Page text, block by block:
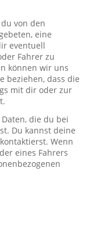
von den
eine
eventuell
Fahrer zu
können wir uns
beziehen, dass die
mit dir oder zur
die du bei
Du kannst deine
Wenn
eines Fahrers